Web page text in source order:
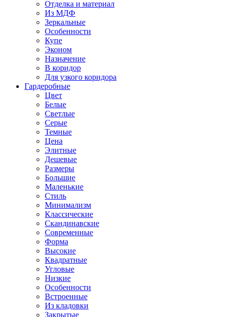
Отделка и материал
Из МДФ
Зеркальные
Особенности
Купе
Эконом
Назначение
В коридор
Для узкого коридора
Гардеробные
Цвет
Белые
Светлые
Серые
Темные
Цена
Элитные
Дешевые
Размеры
Большие
Маленькие
Стиль
Минимализм
Классические
Скандинавские
Современные
Форма
Высокие
Квадратные
Угловые
Низкие
Особенности
Встроенные
Из кладовки
Закрытые